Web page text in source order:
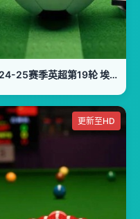
24-25赛季英超第19轮 埃弗顿VS诺丁汉森林
更新至HD